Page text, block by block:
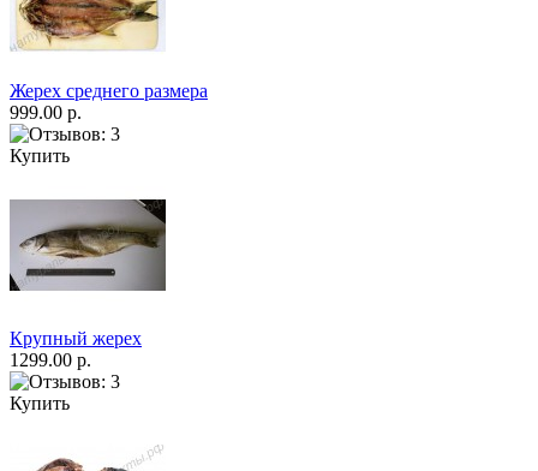
Жерех среднего размера
999.00 р.
Купить
Крупный жерех
1299.00 р.
Купить